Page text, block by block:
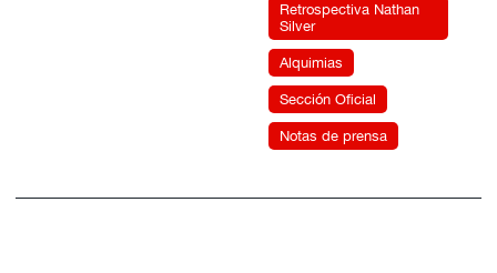
Retrospectiva Nathan
Silver
Alquimias
Sección Oficial
Notas de prensa